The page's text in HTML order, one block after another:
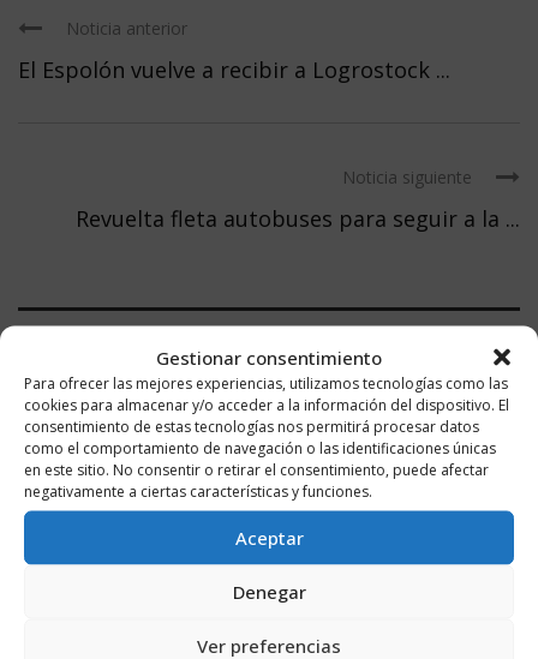
Gestionar consentimiento
Para ofrecer las mejores experiencias, utilizamos tecnologías como las
cookies para almacenar y/o acceder a la información del dispositivo. El
consentimiento de estas tecnologías nos permitirá procesar datos
como el comportamiento de navegación o las identificaciones únicas
en este sitio. No consentir o retirar el consentimiento, puede afectar
negativamente a ciertas características y funciones.
Aceptar
Denegar
Ver preferencias
Noticia anterior
El Espolón vuelve a recibir a Logrostock ...
Noticia siguiente
Revuelta fleta autobuses para seguir a la ...
DEJA UN COMENTARIO